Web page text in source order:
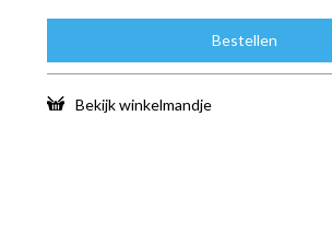
Bestellen
Bekijk winkelmandje